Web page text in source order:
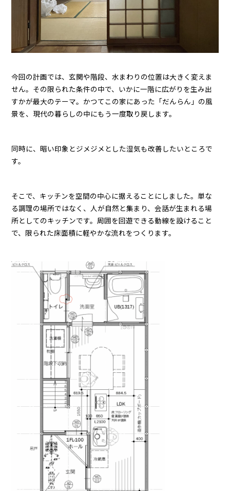
今回の計画では、玄関や階段、水まわりの位置は大きく変えま
せん。その限られた条件の中で、いかに一階に広がりを生み出
すかが最大のテーマ。かつてこの家にあった「だんらん」の風
景を、現代の暮らしの中にもう一度取り戻します。
同時に、暗い印象とジメジメとした湿気も改善したいところで
す。
そこで、キッチンを空間の中心に据えることにしました。単な
る調理の場所ではなく、人が自然と集まり、会話が生まれる場
所としてのキッチンです。周囲を回遊できる動線を設けること
で、限られた床面積に軽やかな流れをつくります。